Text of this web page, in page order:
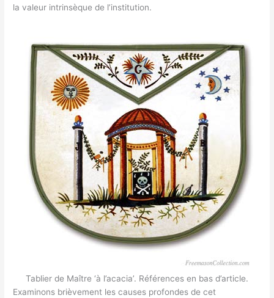
la valeur intrinsèque de l’institution.
Tablier de Maître ‘à l’acacia’. Références en bas d’article.
Examinons brièvement les causes profondes de cet